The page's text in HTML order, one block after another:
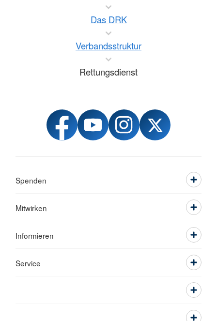
Das DRK
Verbandsstruktur
Rettungsdienst
Spenden
Mitwirken
Informieren
Service